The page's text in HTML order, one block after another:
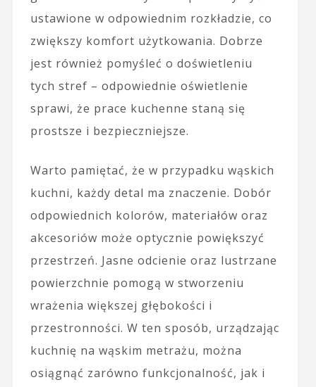
ustawione w odpowiednim rozkładzie, co
zwiększy komfort użytkowania. Dobrze
jest również pomyśleć o doświetleniu
tych stref – odpowiednie oświetlenie
sprawi, że prace kuchenne staną się
prostsze i bezpieczniejsze.
Warto pamiętać, że w przypadku wąskich
kuchni, każdy detal ma znaczenie. Dobór
odpowiednich kolorów, materiałów oraz
akcesoriów może optycznie powiększyć
przestrzeń. Jasne odcienie oraz lustrzane
powierzchnie pomogą w stworzeniu
wrażenia większej głębokości i
przestronności. W ten sposób, urządzając
kuchnię na wąskim metrażu, można
osiągnąć zarówno funkcjonalność, jak i